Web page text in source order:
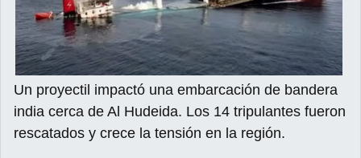
Un proyectil impactó una embarcación de bandera
india cerca de Al Hudeida. Los 14 tripulantes fueron
rescatados y crece la tensión en la región.